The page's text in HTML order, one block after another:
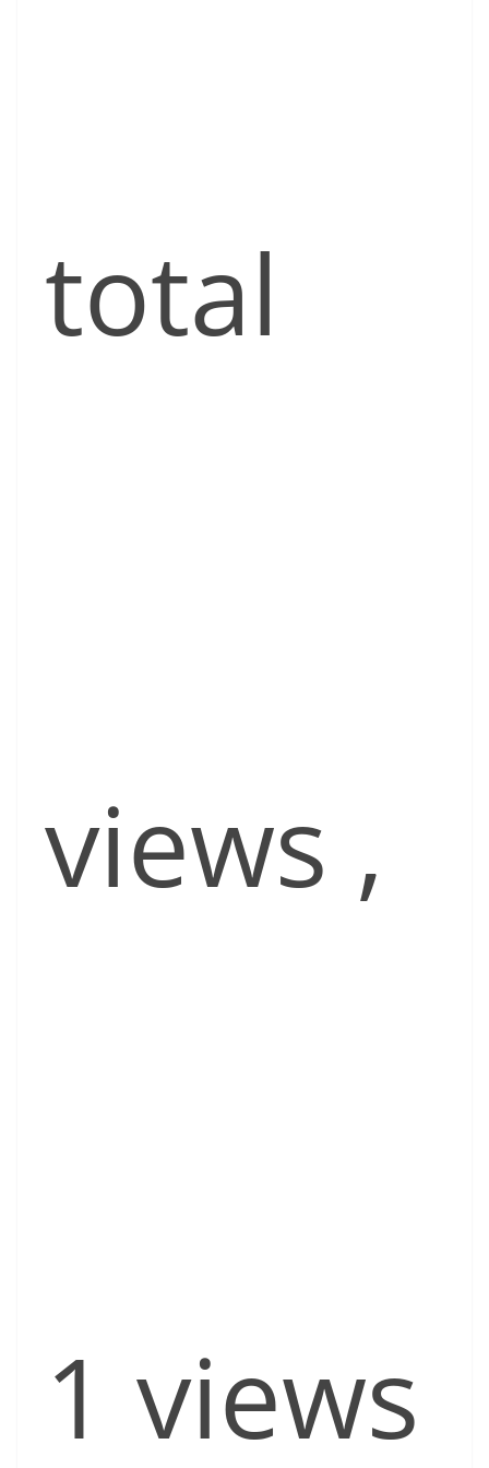
total
views ,
1 views